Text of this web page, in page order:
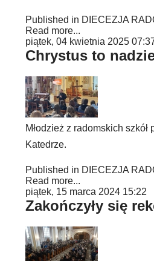
Published in DIECEZJA
Read more...
piątek, 04 kwietnia 2025
Chrystus to
Młodzież z radomskich
Katedrze.
Published in DIECEZJA
Read more...
piątek, 15 marca 2024 15:22
Zakończyły się